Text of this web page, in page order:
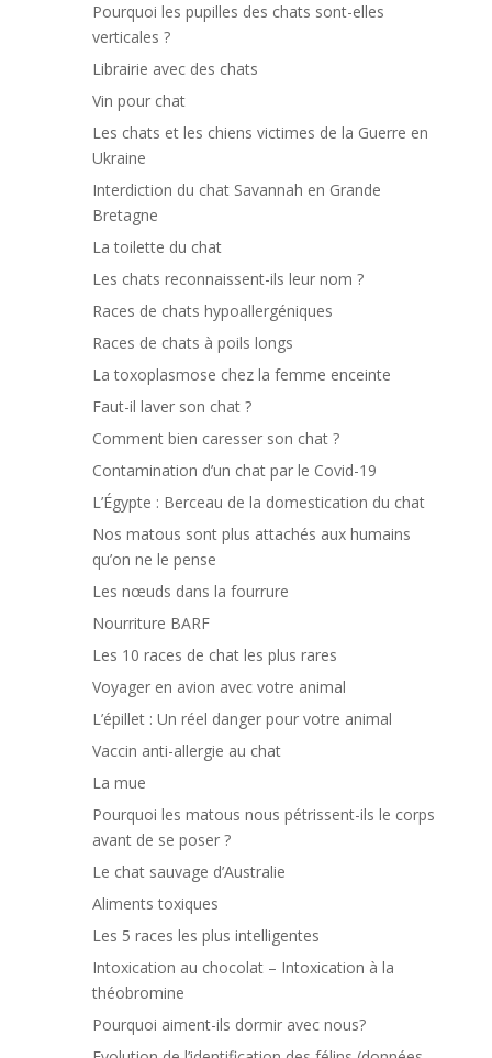
Pourquoi les pupilles des chats sont-elles
verticales ?
Librairie avec des chats
Vin pour chat
Les chats et les chiens victimes de la Guerre en
Ukraine
Interdiction du chat Savannah en Grande
Bretagne
La toilette du chat
Les chats reconnaissent-ils leur nom ?
Races de chats hypoallergéniques
Races de chats à poils longs
La toxoplasmose chez la femme enceinte
Faut-il laver son chat ?
Comment bien caresser son chat ?
Contamination d’un chat par le Covid-19
L’Égypte : Berceau de la domestication du chat
Nos matous sont plus attachés aux humains
qu’on ne le pense
Les nœuds dans la fourrure
Nourriture BARF
Les 10 races de chat les plus rares
Voyager en avion avec votre animal
L’épillet : Un réel danger pour votre animal
Vaccin anti-allergie au chat
La mue
Pourquoi les matous nous pétrissent-ils le corps
avant de se poser ?
Le chat sauvage d’Australie
Aliments toxiques
Les 5 races les plus intelligentes
Intoxication au chocolat – Intoxication à la
théobromine
Pourquoi aiment-ils dormir avec nous?